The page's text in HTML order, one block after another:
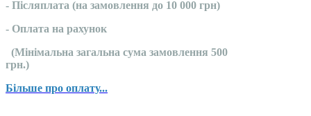
- Післяплата (на замовлення до 10 000 грн)
- Оплата на рахунок
(Мінімальна загальна сума замовлення 500
грн.)
Більше про оплату...